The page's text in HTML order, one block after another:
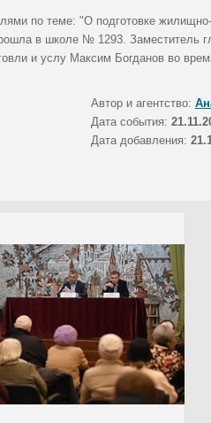
по теме: "О подготовке
в школе № 1293. Заместитель
и услу Максим Богданов во
Автор и агентство:
Дата события:
Дата добавления: